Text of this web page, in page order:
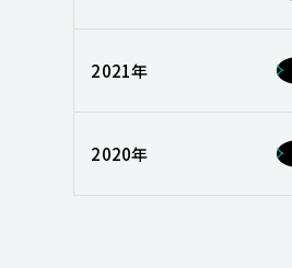
2021年
2020年